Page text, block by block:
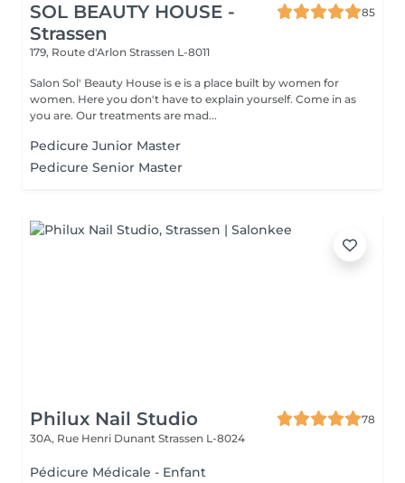
SOL BEAUTY HOUSE -
Strassen
85
179, Route d'Arlon Strassen L-8011
Salon Sol' Beauty House is e is a place built by women for
women. Here you don't have to explain yourself. Come in as
you are. Our treatments are mad...
Pedicure Junior Master
Pedicure Senior Master
Philux Nail Studio
78
30A, Rue Henri Dunant Strassen L-8024
Pédicure Médicale - Enfant